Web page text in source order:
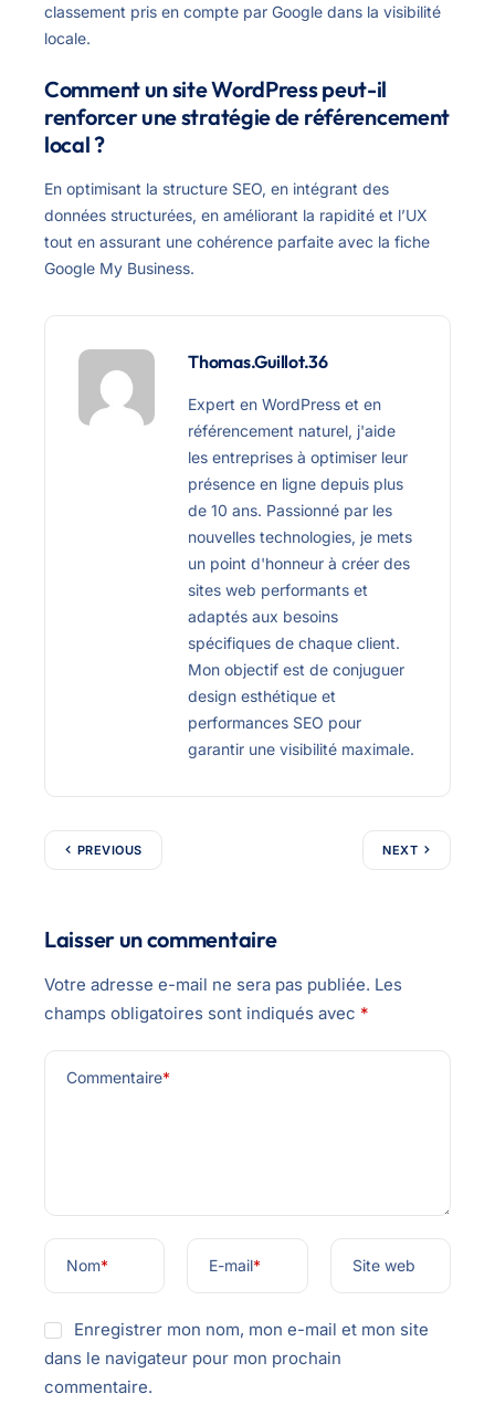
classement pris en compte par Google dans la visibilité
locale.
Comment un site WordPress peut-il
renforcer une stratégie de référencement
local ?
En optimisant la structure SEO, en intégrant des
données structurées, en améliorant la rapidité et l’UX
tout en assurant une cohérence parfaite avec la fiche
Google My Business.
Thomas.Guillot.36
Expert en WordPress et en
référencement naturel, j'aide
les entreprises à optimiser leur
présence en ligne depuis plus
de 10 ans. Passionné par les
nouvelles technologies, je mets
un point d'honneur à créer des
sites web performants et
adaptés aux besoins
spécifiques de chaque client.
Mon objectif est de conjuguer
design esthétique et
performances SEO pour
garantir une visibilité maximale.
PREVIOUS NEXT
Laisser un commentaire
Votre adresse e-mail ne sera pas publiée. Les
champs obligatoires sont indiqués avec *
Commentaire*
Nom* E-mail* Site web
Enregistrer mon nom, mon e-mail et mon site
dans le navigateur pour mon prochain
commentaire.